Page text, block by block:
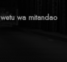
wa mitandao